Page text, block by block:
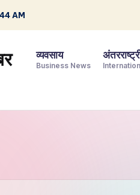
AM
व्यवसाय
Business News